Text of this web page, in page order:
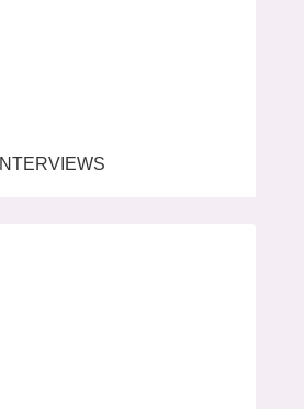
INTERVIEWS